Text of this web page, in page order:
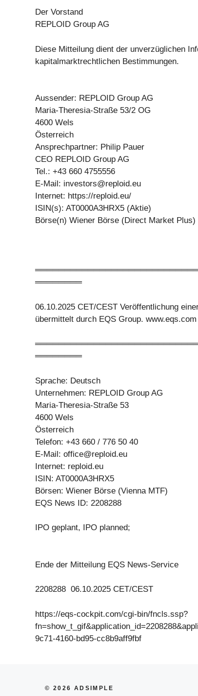
Der Vorstand
REPLOID Group AG
Diese Mitteilung dient der unverzüglichen
kapitalmarktrechtlichen Bestimmungen.
Aussender: REPLOID Group AG
Maria-Theresia-Straße 53/2 OG
4600 Wels
Österreich
Ansprechpartner: Philip Pauer
CEO REPLOID Group AG
Tel.: +43 660 4755556
E-Mail: investors@reploid.eu
Internet: https://reploid.eu/
ISIN(s): AT0000A3HRX5 (Aktie)
Börse(n) Wiener Börse (Direct Market Plus)
════════
06.10.2025 CET/CEST Veröffentlichung
übermittelt durch EQS Group. www.eqs.com
════════
Sprache: Deutsch
Unternehmen: REPLOID Group AG
Maria-Theresia-Straße 53
4600 Wels
Österreich
Telefon: +43 660 / 776 50 40
E-Mail: office@reploid.eu
Internet: reploid.eu
ISIN: AT0000A3HRX5
Börsen: Wiener Börse (Vienna MTF)
EQS News ID: 2208288
IPO geplant, IPO planned;
Ende der Mitteilung EQS News-Service
2208288 06.10.2025 CET/CEST
https://eqs-cockpit.com/cgi-bin/fncls.ssp?
9c71-4160-bd95-cc8b9aff9fbf
© 2026 ADSIMPLE